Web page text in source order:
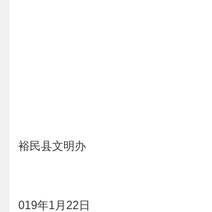
裕民县文明办
019年1 月 22 日